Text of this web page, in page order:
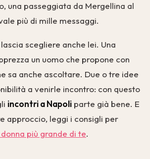
una passeggiata da Mergellina al
più di mille messaggi.
scegliere anche lei. Una
un uomo che propone con
sa anche ascoltare. Due o tre idee
a venirle incontro: con questo
incontri a Napoli parte già bene. E
approccio, leggi i consigli per
più grande di te.